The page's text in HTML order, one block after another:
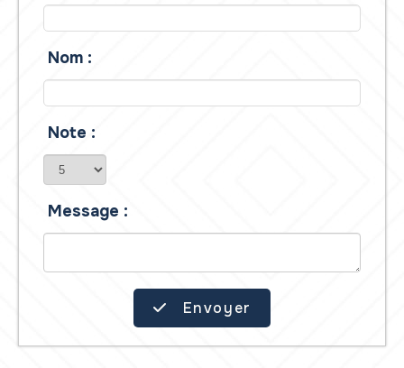
Nom :
Note :
Message :
Envoyer